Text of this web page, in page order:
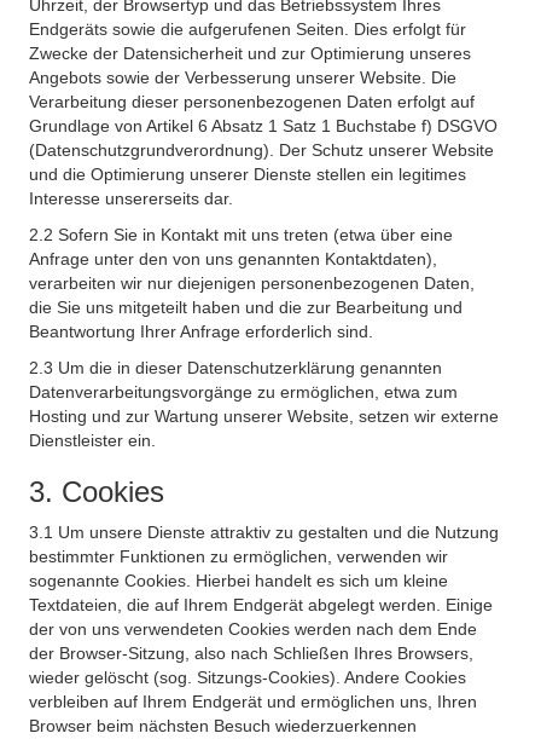
Uhrzeit, der Browsertyp und das Betriebssystem Ihres
Endgeräts sowie die aufgerufenen Seiten. Dies erfolgt für
Zwecke der Datensicherheit und zur Optimierung unseres
Angebots sowie der Verbesserung unserer Website. Die
Verarbeitung dieser personenbezogenen Daten erfolgt auf
Grundlage von Artikel 6 Absatz 1 Satz 1 Buchstabe f) DSGVO
(Datenschutzgrundverordnung). Der Schutz unserer Website
und die Optimierung unserer Dienste stellen ein legitimes
Interesse unsererseits dar.
2.2 Sofern Sie in Kontakt mit uns treten (etwa über eine
Anfrage unter den von uns genannten Kontaktdaten),
verarbeiten wir nur diejenigen personenbezogenen Daten,
die Sie uns mitgeteilt haben und die zur Bearbeitung und
Beantwortung Ihrer Anfrage erforderlich sind.
2.3 Um die in dieser Datenschutzerklärung genannten
Datenverarbeitungsvorgänge zu ermöglichen, etwa zum
Hosting und zur Wartung unserer Website, setzen wir externe
Dienstleister ein.
3. Cookies
3.1 Um unsere Dienste attraktiv zu gestalten und die Nutzung
bestimmter Funktionen zu ermöglichen, verwenden wir
sogenannte Cookies. Hierbei handelt es sich um kleine
Textdateien, die auf Ihrem Endgerät abgelegt werden. Einige
der von uns verwendeten Cookies werden nach dem Ende
der Browser-Sitzung, also nach Schließen Ihres Browsers,
wieder gelöscht (sog. Sitzungs-Cookies). Andere Cookies
verbleiben auf Ihrem Endgerät und ermöglichen uns, Ihren
Browser beim nächsten Besuch wiederzuerkennen